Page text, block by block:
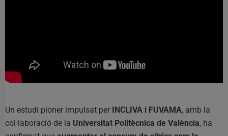
Un estudi pioner impulsat per INCLIVA i FUVAMA, amb la
col·laboració de la Universitat Politècnica de València, ha